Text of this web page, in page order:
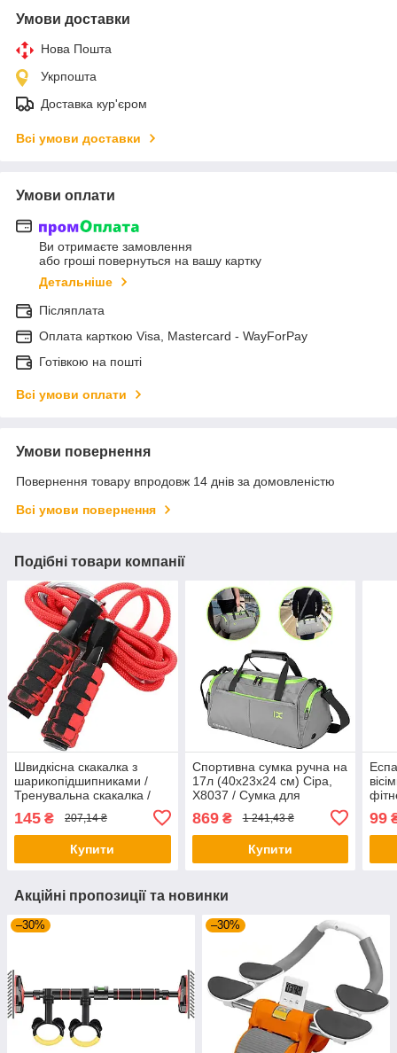
Умови доставки
Нова Пошта
Укрпошта
Доставка кур'єром
Всі умови доставки
Умови оплати
Ви отримаєте замовлення
або гроші повернуться на вашу картку
Детальніше
Післяплата
Оплата карткою Visa, Mastercard - WayForPay
Готівкою на пошті
Всі умови оплати
Умови повернення
Повернення товару впродовж 14 днів за домовленістю
Всі умови повернення
Подібні товари компанії
Швидкісна скакалка з
шарикопідшипниками /
Тренувальна скакалка /
Скакалка для тренувань
145 ₴ 207,14 ₴
Купити
Спортивна сумка ручна на
17л (40х23х24 см) Сіра,
X8037 / Сумка для
сумка
869₴ 1 241,43 ₴
Купити
99
Акційні пропозиції та новинки
–30% –30%